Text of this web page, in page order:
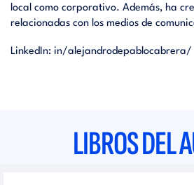
local como corporativo. Además, ha
relacionadas con los medios de
LinkedIn: in/alejandrodepablocabrera/
LIBROS DEL